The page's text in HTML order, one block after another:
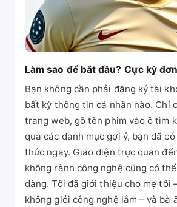
Làm sao để bắt đầu? Cực kỳ
Bạn không cần phải đăng ký tài
bất kỳ thông tin cá nhân nào. Chỉ
trang web, gõ tên phim vào ô tìm
qua các danh mục gợi ý, bạn đã
thức ngay. Giao diện trực quan
không rành công nghệ cũng có
dàng. Tôi đã giới thiệu cho mẹ tôi
không giỏi công nghệ lắm – và bà